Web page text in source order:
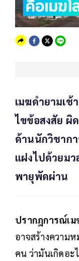
เมฆดำยามเช้
ไขข้อสงสัย ผิ
ด้านนักวิชาก
แฝงไปด้วยม
พายุพัดผ่าน
ปรากฎการณ์เม
อาจสร้างความ
คน ว่ามันเกิดอ